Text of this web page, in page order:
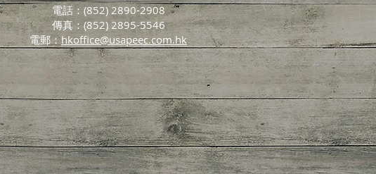
電話：(852) 2890-2908
傳真：(852) 2895-5546
電郵：hkoffice@usapeec.com.hk